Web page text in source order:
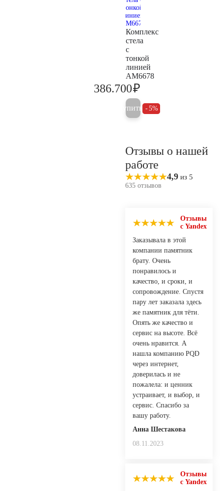
Комплекс
стела
с
тонкой
линией
AM6678
386.700₽
Купить 5%
Отзывы о нашей
работе
4,9 из 5
635 отзывов
Отзывы
с Yandex
Заказывала в этой
компании памятник
брату. Очень
понравилось и
качество, и сроки, и
сопровождение. Спустя
пару лет заказала здесь
же памятник для тёти.
Опять же качество и
сервис на высоте. Всё
очень нравится. А
нашла компанию PQD
через интернет,
доверилась и не
пожалела: и ценник
устраивает, и выбор, и
сервис. Спасибо за
вашу работу.
Анна Шестакова
08.11.2023
Отзывы
с Yandex